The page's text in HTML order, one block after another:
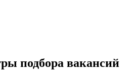
подбора вакансий